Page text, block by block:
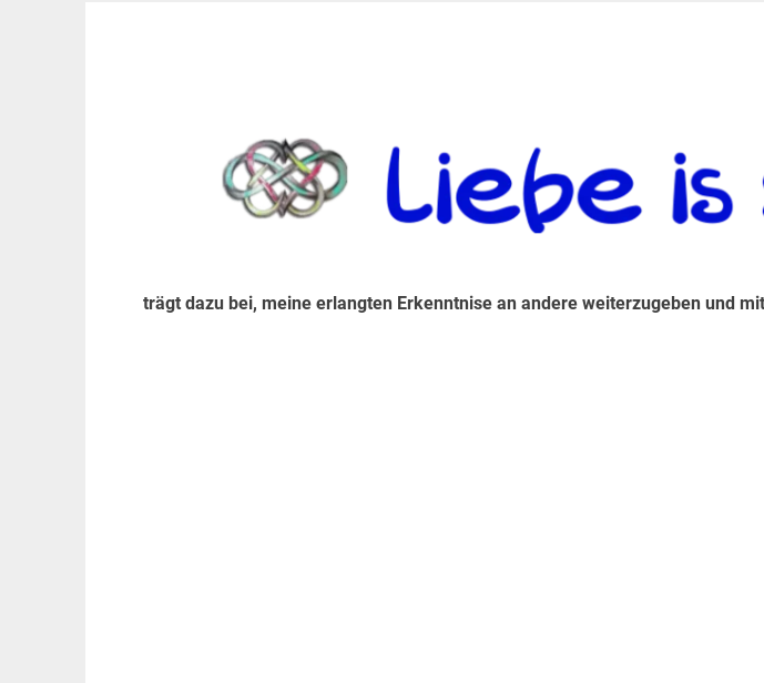
trägt dazu bei, meine erlangten Erkenntnise an andere weiterzugeben und